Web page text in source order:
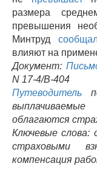
размера
превышения
Минтруд
влияют на
Документ:
N 17-4/В-404
Путеводитель
облагаются
Ключевые слова:
страховыми
компенсация